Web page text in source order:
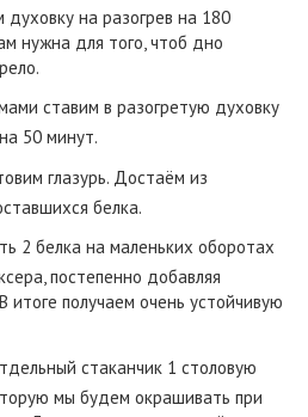
духовку на разогрев на 180
нужна для того, чтоб дно
ставим в разогретую духовку
50 минут.
глазурь. Достаём из
белка.
2 белка на маленьких оборотах
постепенно добавляя
итоге получаем очень устойчивую
стаканчик 1 столовую
мы будем окрашивать при